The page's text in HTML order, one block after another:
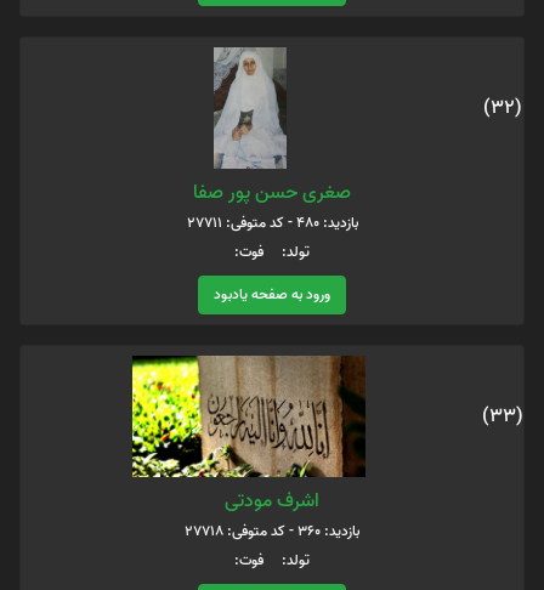
(32)
صغری حسن پور صفا
بازدید: 480 - کد متوفی: 27711
تولد: فوت:
ورود به صفحه یادبود
(33)
اشرف مودتی
بازدید: 360 - کد متوفی: 27718
تولد: فوت: